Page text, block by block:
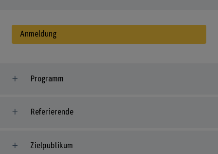
Anmeldung
Programm
Referierende
Zielpublikum